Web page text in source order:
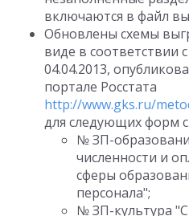
включаются в файл
Обновлены схемы
виде в соответствии
04.04.2013,
портале Росстата
http://www.gks.ru/
для следующих форм
№ ЗП-
численности и
сферы
персонала";
№ ЗП-культура